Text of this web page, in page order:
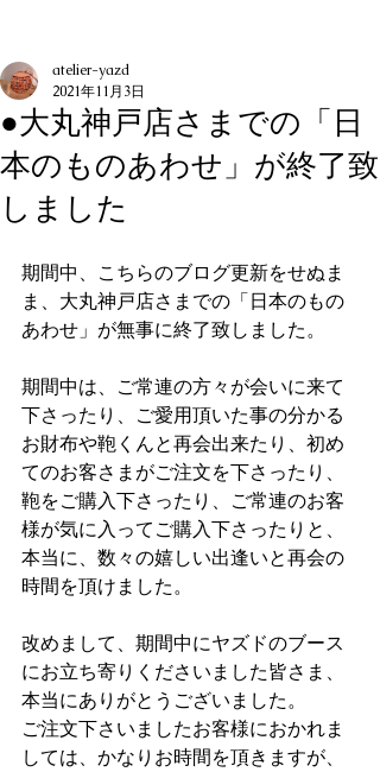
●大丸神戸店さまでの「日
本のものあわせ」が終了致
しました
atelier-yazd
2021年11月3日
期間中、こちらのブログ更新をせぬま
ま、大丸神戸店さまでの「日本のもの
あわせ」が無事に終了致しました。
期間中は、ご常連の方々が会いに来て
下さったり、ご愛用頂いた事の分かる
お財布や鞄くんと再会出来たり、初め
てのお客さまがご注文を下さったり、
鞄をご購入下さったり、ご常連のお客
様が気に入ってご購入下さったりと、
本当に、数々の嬉しい出逢いと再会の
時間を頂けました。
改めまして、期間中にヤズドのブース
にお立ち寄りくださいました皆さま、
本当にありがとうございました。
ご注文下さいましたお客様におかれま
しては、かなりお時間を頂きますが、